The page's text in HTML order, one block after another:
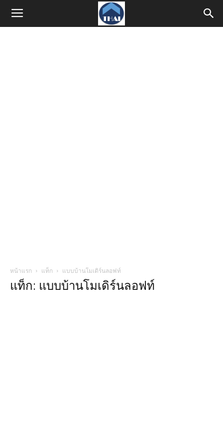
หน้าแรก แท็ก แบบบ้านโมเดิร์นลอฟท์
แท็ก: แบบบ้านโมเดิร์นลอฟท์